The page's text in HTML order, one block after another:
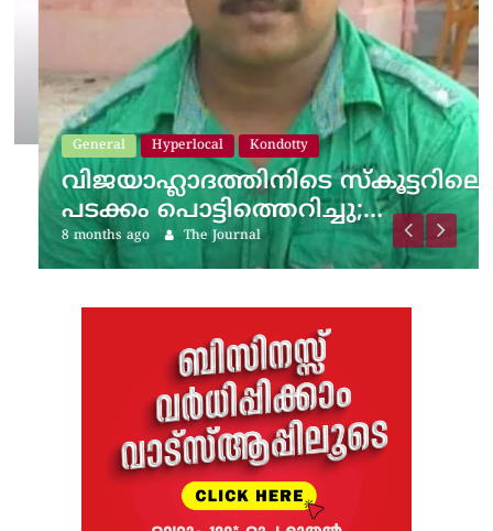
General Hyperlocal Kondotty
വിജയാഹ്ലാദത്തിനിടെ സ്കൂട്ടറിലെ
പടക്കം പൊട്ടിത്തെറിച്ചു;…
8 months ago The Journal